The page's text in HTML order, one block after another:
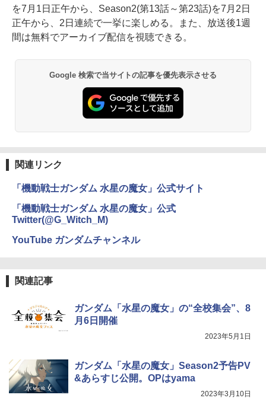
を7月1日正午から、Season2(第13話～第23話)を7月2日
正午から、2日連続で一挙に楽しめる。また、放送後1週
間は無料でアーカイブ配信を視聴できる。
Google 検索で当サイトの記事を優先表示させる
関連リンク
「機動戦士ガンダム 水星の魔女」公式サイト
「機動戦士ガンダム 水星の魔女」公式
Twitter(@G_Witch_M)
YouTube ガンダムチャンネル
関連記事
ガンダム「水星の魔女」の“全校集会”、8
月6日開催
2023年5月1日
ガンダム「水星の魔女」Season2予告PV
&あらすじ公開。OPはyama
2023年3月10日